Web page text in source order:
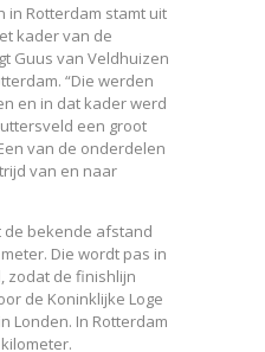
in Rotterdam stamt uit
kader van de
Guus van Veldhuizen
“Die werden
en in dat kader werd
een groot
van de onderdelen
van en naar
de bekende afstand
Die wordt pas in
zodat de finishlijn
de Koninklijke Loge
Londen. In Rotterdam